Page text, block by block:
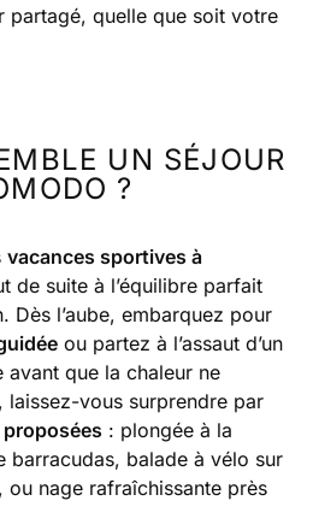
partagé, quelle que soit votre
UN SÉJOUR
?
vacances sportives à
de suite à l’équilibre parfait
Dès l’aube, embarquez pour
ou partez à l’assaut d’un
avant que la chaleur ne
laissez-vous surprendre par
: plongée à la
barracudas, balade à vélo sur
ou nage rafraîchissante près